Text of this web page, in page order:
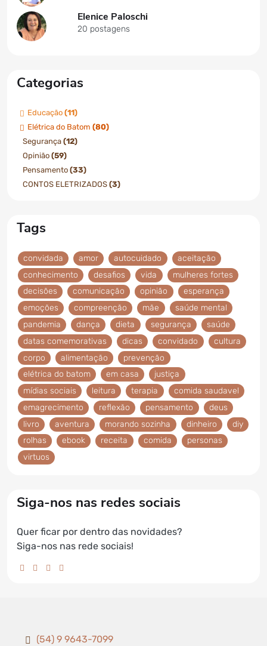
Elenice Paloschi
20 postagens
Categorias
Educação (11)
Elétrica do Batom (80)
Segurança (12)
Opinião (59)
Pensamento (33)
CONTOS ELETRIZADOS (3)
Tags
convidada amor autocuidado
aceitação
conhecimento
desafios vida
mulheres fortes
decisões
comunicação opinião
esperança
emoções
compreenção mãe
saúde mental
pandemia
dança dieta segurança
saúde
datas comemorativas
dicas convidado
cultura
corpo
alimentação
prevenção
elétrica do batom
em casa
justiça
mídias sociais
leitura terapia
comida saudavel
emagrecimento
reflexão pensamento
deus
livro
aventura morando sozinha dinheiro
diy
rolhas
ebook receita comida
personas
virtuos
Siga-nos nas redes sociais
Quer ficar por dentro das novidades?
Siga-nos nas rede sociais!
facebook da Elétrica do Batom
instagram da Elétrica do Batom
youtube da Elétrica do Batom
(54) 9 9643-7099